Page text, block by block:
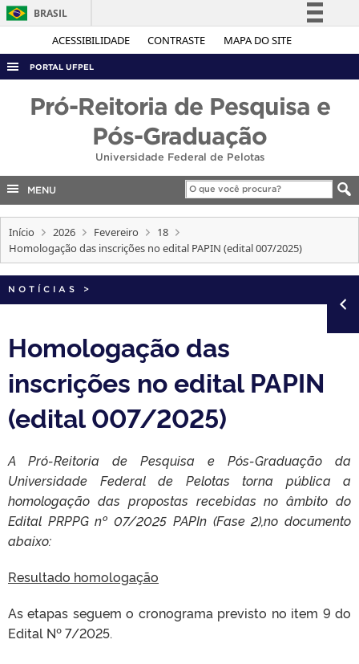
ACESSIBILIDADE CONTRASTE MAPA DO SITE
BRASIL
Simplifique!
Acesso à informação
Legislação
Canais
PORTAL UFPEL
CONCURSOS
EDITAIS
INTERNACIONAL
PORTARIAS
Pró-Reitoria de Pesquisa e
Pós-Graduação
Universidade Federal de Pelotas
MENU
Início 2026 Fevereiro
18
Homologação das inscrições no edital PAPIN (edital 007/2025)
NOTÍCIAS >
Homologação das
inscrições no edital PAPIN
(edital 007/2025)
A Pró-Reitoria de Pesquisa e Pós-Graduação da
Universidade Federal de Pelotas torna pública a
homologação das propostas recebidas no âmbito do
Edital PRPPG nº 07/2025 PAPIn (Fase 2),no documento
abaixo:
Resultado homologação
As etapas seguem o cronograma previsto no item 9 do
Edital Nº 7/2025.